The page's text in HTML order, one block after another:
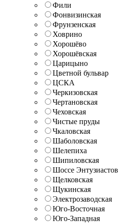
Фили
Фонвизинская
Фрунзенская
Ховрино
Хорошёво
Хорошёвская
Царицыно
Цветной бульвар
ЦСКА
Черкизовская
Чертановская
Чеховская
Чистые пруды
Чкаловская
Шаболовская
Шелепиха
Шипиловская
Шоссе Энтузиастов
Щелковская
Щукинская
Электрозаводская
Юго-Восточная
Юго-Западная